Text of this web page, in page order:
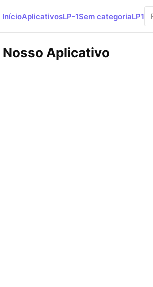
InícioAplicativosLP-1Sem categoriaLP1
Aplicativo